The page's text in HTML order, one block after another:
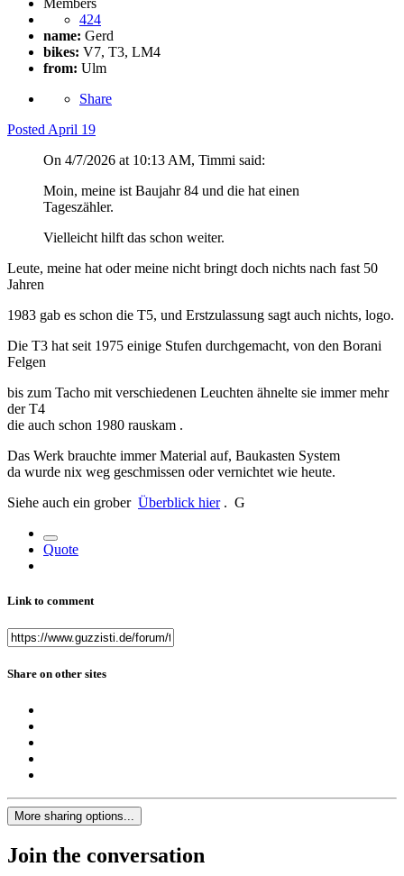
Members
424
name: Gerd
bikes: V7, T3, LM4
from: Ulm
Share
Posted April 19
On 4/7/2026 at 10:13 AM, Timmi said:
Moin, meine ist Baujahr 84 und die hat einen
Tageszähler.
Vielleicht hilft das schon weiter.
Leute, meine hat oder meine nicht bringt doch nichts nach fast 50
Jahren
1983 gab es schon die T5, und Erstzulassung sagt auch nichts, logo.
Die T3 hat seit 1975 einige Stufen durchgemacht, von den Borani
Felgen
bis zum Tacho mit verschiedenen Leuchten ähnelte sie immer mehr
der T4
die auch schon 1980 rauskam .
Das Werk brauchte immer Material auf, Baukasten System
da wurde nix weg geschmissen oder vernichtet wie heute.
Siehe auch ein grober Überblick hier. G
Quote
Link to comment
Share on other sites
More sharing options...
Join the conversation